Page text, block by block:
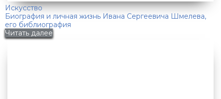
Искусство
Биография и личная жизнь Ивана Сергеевича Шмелева,
его библиография
Читать далее